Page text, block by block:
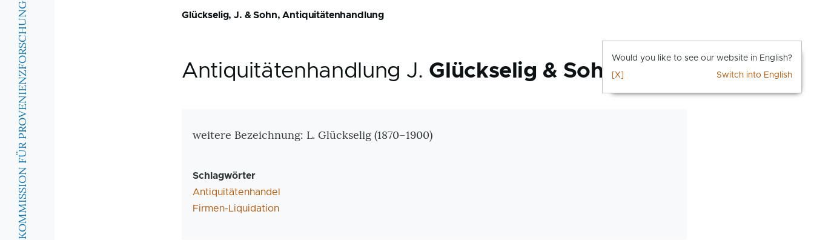
Glückselig, J. & Sohn, Antiquitätenhandlung
Antiquitätenhandlung J. Glückselig & Sohn
Zusatzinformationen
weitere Bezeichnung: L. Glückselig (1870–1900)
Schlagwörter
Antiquitätenhandel
Firmen-Liquidation
KOMMISSION FÜR PROVENIENZFORSCHUNG
Would you like to see our website in English?
Switch into English
[X]